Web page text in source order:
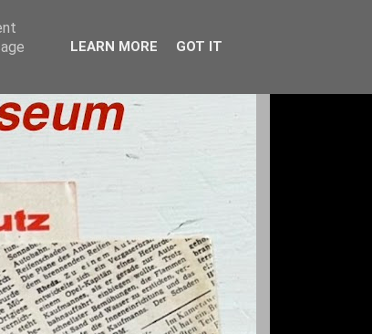
LEARN MORE GOT IT